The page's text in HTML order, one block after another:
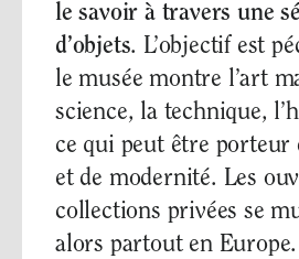
le savoir à travers une
d’objets. L’objectif est
le musée montre l’art
science, la technique,
ce qui peut être porteur
et de modernité. Les
collections privées se
alors partout en